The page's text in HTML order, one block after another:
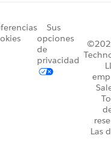
Sus
opciones
de
privacidad
Las